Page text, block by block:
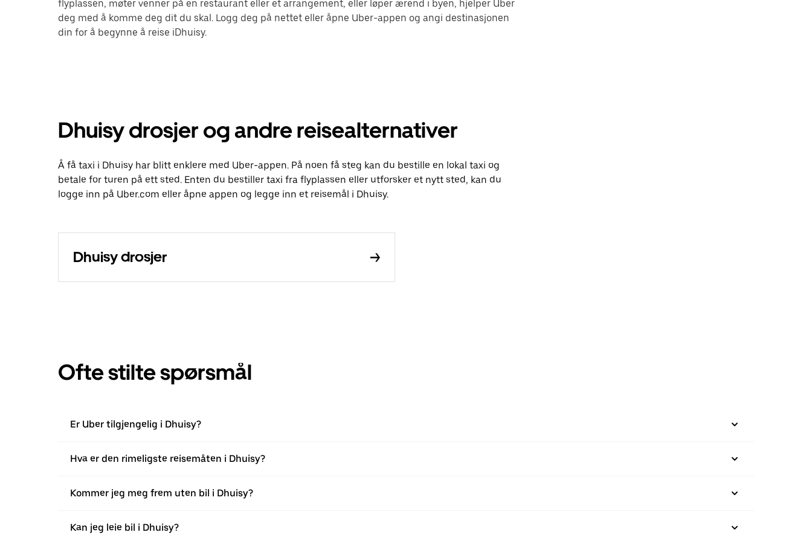
flyplassen, møter venner på en restaurant eller et arrangement, eller løper ærend i byen, hjelper Uber
deg med å komme deg dit du skal. Logg deg på nettet eller åpne Uber-appen og angi destinasjonen
din for å begynne å reise iDhuisy.
Dhuisy drosjer og andre reisealternativer
Å få taxi i Dhuisy har blitt enklere med Uber-appen. På noen få steg kan du bestille en lokal taxi og
betale for turen på ett sted. Enten du bestiller taxi fra flyplassen eller utforsker et nytt sted, kan du
logge inn på Uber.com eller åpne appen og legge inn et reisemål i Dhuisy.
Dhuisy drosjer
Ofte stilte spørsmål
Er Uber tilgjengelig i Dhuisy?
Hva er den rimeligste reisemåten i Dhuisy?
Kommer jeg meg frem uten bil i Dhuisy?
Kan jeg leie bil i Dhuisy?